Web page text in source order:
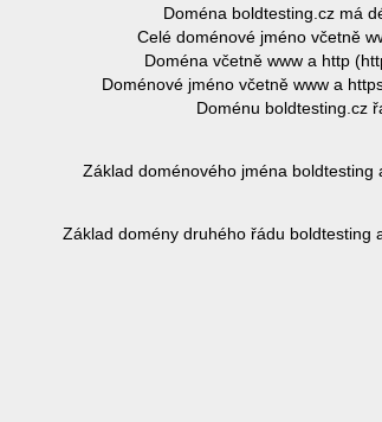
Doména boldtesting.cz má
Celé doménové jméno včetně
Doména včetně www a http
Doménové jméno včetně www a
Doménu boldtesting.cz
Základ doménového jména boldtesting
Základ domény druhého řádu boldtesting